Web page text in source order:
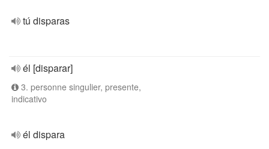
tú disparas
él [disparar]
3. personne singulier, presente,
indicativo
él dispara